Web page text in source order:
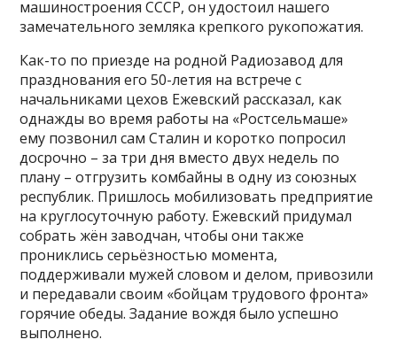
машиностроения СССР, он удостоил нашего
замечательного земляка крепкого рукопожатия.
Как-то по приезде на родной Радиозавод для
празднования его 50-летия на встрече с
начальниками цехов Ежевский рассказал, как
однажды во время работы на «Ростсельмаше»
ему позвонил сам Сталин и коротко попросил
досрочно – за три дня вместо двух недель по
плану – отгрузить комбайны в одну из союзных
республик. Пришлось мобилизовать предприятие
на круглосуточную работу. Ежевский придумал
собрать жён заводчан, чтобы они также
прониклись серьёзностью момента,
поддерживали мужей словом и делом, привозили
и передавали своим «бойцам трудового фронта»
горячие обеды. Задание вождя было успешно
выполнено.